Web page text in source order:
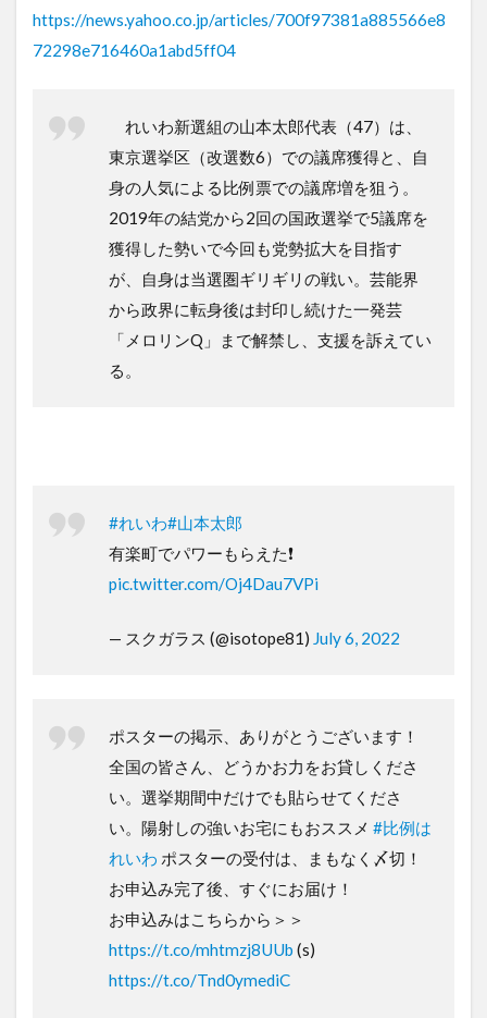
https://news.yahoo.co.jp/articles/700f97381a885566e8
72298e716460a1abd5ff04
れいわ新選組の山本太郎代表（47）は、
東京選挙区（改選数6）での議席獲得と、自
身の人気による比例票での議席増を狙う。
2019年の結党から2回の国政選挙で5議席を
獲得した勢いで今回も党勢拡大を目指す
が、自身は当選圏ギリギリの戦い。芸能界
から政界に転身後は封印し続けた一発芸
「メロリンQ」まで解禁し、支援を訴えてい
る。
#れいわ#山本太郎
有楽町でパワーもらえた❗️
pic.twitter.com/Oj4Dau7VPi
— スクガラス (@isotope81) July 6, 2022
ポスターの掲示、ありがとうございます！
全国の皆さん、どうかお力をお貸しくださ
い。選挙期間中だけでも貼らせてくださ
い。陽射しの強いお宅にもおススメ #比例は
れいわ ポスターの受付は、まもなく〆切！
お申込み完了後、すぐにお届け！
お申込みはこちらから＞＞
https://t.co/mhtmzj8UUb (s)
https://t.co/Tnd0ymediC